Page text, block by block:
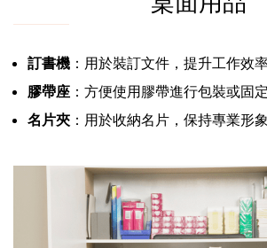
訂書機 ：用於裝訂文件，提升工作效率
膠帶座 ：方便使用膠帶進行包裝或固定
名片夾 ：用於收納名片，保持專業形象